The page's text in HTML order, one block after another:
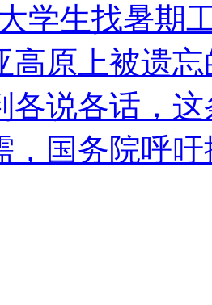
学生找暑期
高原上被遗忘
各说各话，
，国务院呼